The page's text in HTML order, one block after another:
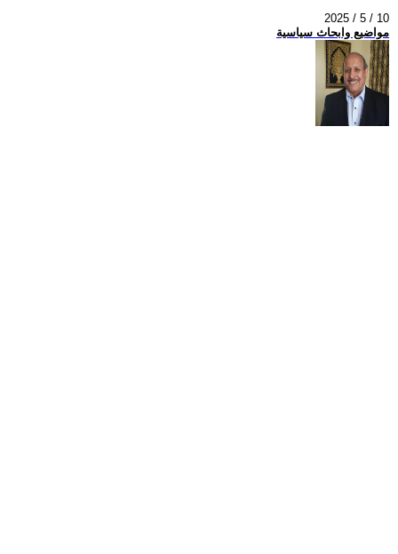
2025 / 5 / 10
مواضيع وابحاث سياسية